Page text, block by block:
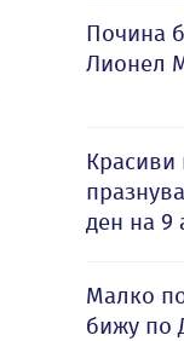
Почина
Лионел
Красиви
ден на 9
Малко
бижу по